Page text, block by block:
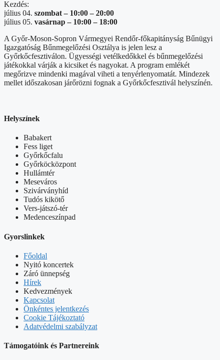
Kezdés:
július 04. szombat – 10:00–20:00
július 05. vasárnap – 10:00– 18:00
A Győr-Moson-Sopron Vármegyei Rendőr-főkapitányság Bűnügyi
Igazgatóság Bűnmegelőzési Osztálya is jelen lesz a
Győrkőcfesztiválon. Ügyességi vetélkedőkkel és bűnmegelőzési
játékokkal várják a kicsiket és nagyokat. A program emlékét
megőrizve mindenki magával viheti a tenyérlenyomatát. Mindezek
mellet időszakosan járőrözni fognak a Győrkőcfesztivál helyszínén.
Helyszínek
Babakert
Fess liget
Győrkőcfalu
Győrköcközpont
Hullámtér
Meseváros
Szivárványhíd
Tudós kikötő
Vers-játszó-tér
Medenceszínpad
Gyorslinkek
Főoldal
Nyitó koncertek
Záró ünnepség
Hírek
Kedvezmények
Kapcsolat
Önkéntes jelentkezés
Cookie Tájékoztató
Adatvédelmi szabályzat
Támogatóink és Partnereink